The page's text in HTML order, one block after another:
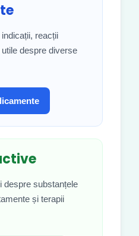
reacții
despre diverse
despre substanțele
și terapii